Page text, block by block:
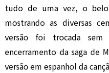
tudo de uma vez, o belo
mostrando as diversas
versão foi trocada
encerramento da saga de
versão em espanhol da